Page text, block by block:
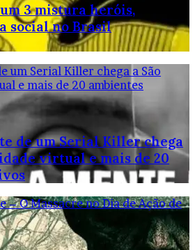
3 mistura heróis,
social no Brasil
um Serial Killer chega a São
e mais de 20 ambientes
de um Serial Killer chega
virtual e mais de 20
– O Massacre no Dia de Ação de